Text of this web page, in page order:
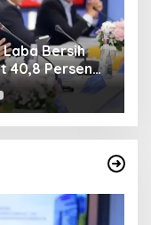
Laba Bersih
40,8 Persen